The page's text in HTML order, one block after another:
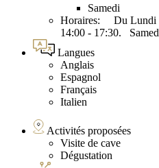
Samedi
Horaires: Du Lundi
14:00 - 17:30.
Langues
Anglais
Espagnol
Français
Italien
Activités proposées
Visite de cave
Dégustation